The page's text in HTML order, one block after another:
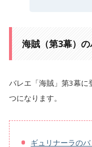
海賊（第3幕）
バレエ「海賊」第3幕に
つになります。
ギュリナーラの